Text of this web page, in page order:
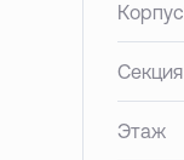
Корпус
Секция
Этаж